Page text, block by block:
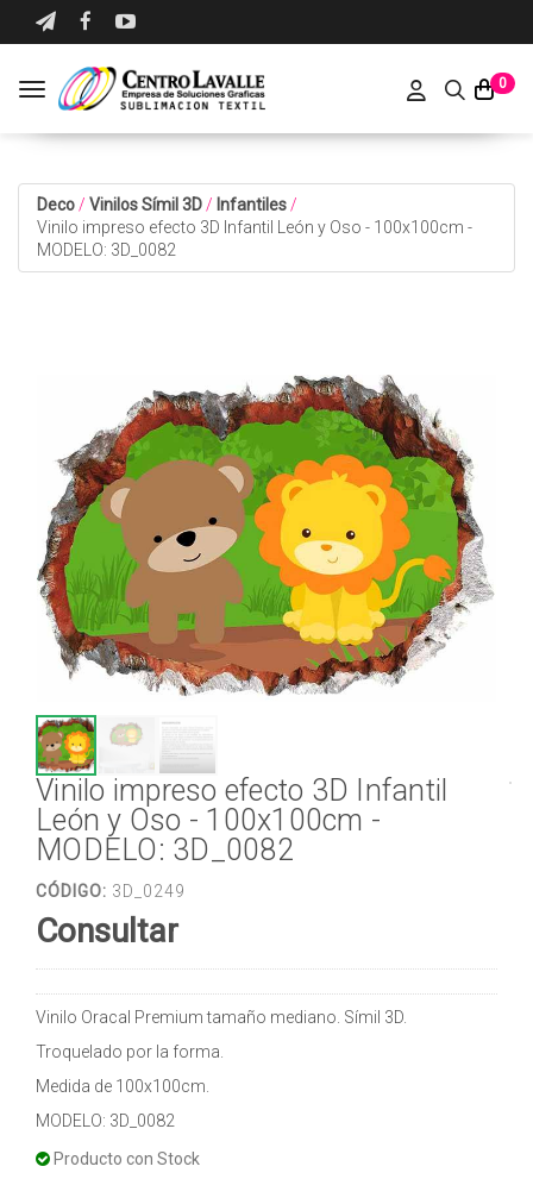
0
Toggle navigation
Deco / Vinilos Símil 3D / Infantiles /
Vinilo impreso efecto 3D Infantil León y Oso - 100x100cm -
MODELO: 3D_0082
Vinilo impreso efecto 3D Infantil
León y Oso - 100x100cm -
MODELO: 3D_0082
CÓDIGO: 3D_0249
Consultar
Vinilo Oracal Premium tamaño mediano. Símil 3D.
Troquelado por la forma.
Medida de 100x100cm.
MODELO: 3D_0082
Producto con Stock